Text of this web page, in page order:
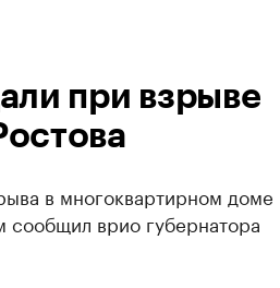
при взрыве
в многоквартирном доме
сообщил врио губернатора